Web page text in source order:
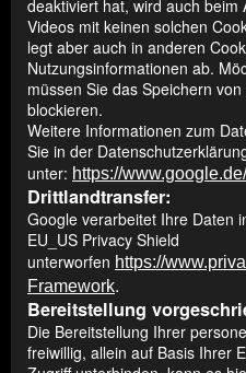
deaktiviert hat, wird auch beim
Videos mit keinen solchen
legt aber auch in anderen
Nutzungsinformationen ab.
müssen Sie das Speichern
blockieren.
Weitere Informationen zum
Sie in der
unter: https://
Drittlandtransfer:
Google verarbeitet Ihre Daten
EU_US Privacy Shield
unterworfen https://
Framework.
Bereitstellung
Die Bereitstellung Ihrer
freiwillig, allein auf Basis Ihrer